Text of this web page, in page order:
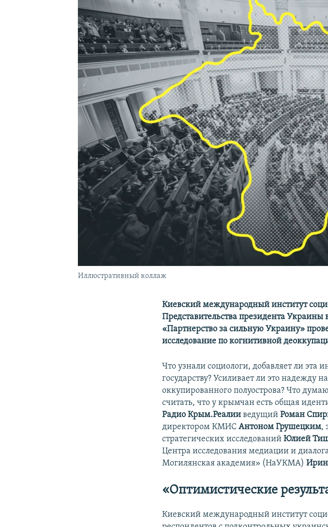
КРЫМ.НЕПОКОРЕННЫЙ
УКРАИНСКАЯ ПРОБЛЕМА КРЫМА
Иллюстративный коллаж
Киевский международный институт
Представительства президента
«Партнерство за сильную Украину»
исследование по когнитивной
Что узнали социологи, добавляет ли
государству? Усиливает ли это
оккупированного полуострова? Что
считать, что у крымчан есть общая
Радио Крым.Реалии ведущийРоман
директором КМИСАнтоном Грушецким,
стратегических исследованийЮлией
Центра исследования медиации и
Могилянская академия» (НаУКМА)
«Оптимистические
Киевский международный институт